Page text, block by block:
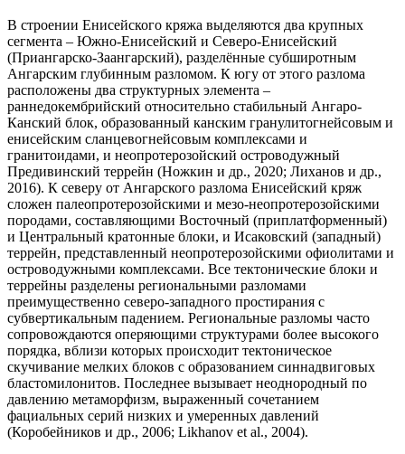
В строении Енисейского кряжа выделяются два крупных
сегмента – Южно-Енисейский и Северо-Енисейский
(Приангарско-Заангарский), разделённые субширотным
Ангарским глубинным разломом. К югу от этого разлома
расположены два структурных элемента –
раннедокембрийский относительно стабильный Ангаро-
Канский блок, образованный канским гранулитогнейсовым и
енисейским сланцевогнейсовым комплексами и
гранитоидами, и неопротерозойский островодужный
Предивинский террейн (Ножкин и др., 2020; Лиханов и др.,
2016). К северу от Ангарского разлома Енисейский кряж
сложен палеопротерозойскими и мезо-неопротерозойскими
породами, составляющими Восточный (приплатформенный)
и Центральный кратонные блоки, и Исаковский (западный)
террейн, представленный неопротерозойскими офиолитами и
островодужными комплексами. Все тектонические блоки и
террейны разделены региональными разломами
преимущественно северо-западного простирания с
субвертикальным падением. Региональные разломы часто
сопровождаются оперяющими структурами более высокого
порядка, вблизи которых происходит тектоническое
скучивание мелких блоков с образованием синнадвиговых
бластомилонитов. Последнее вызывает неоднородный по
давлению метаморфизм, выраженный сочетанием
фациальных серий низких и умеренных давлений
(Коробейников и др., 2006; Likhanov et al., 2004).